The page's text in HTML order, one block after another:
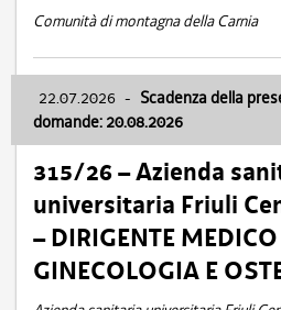
Comunità di montagna della Carnia
22.07.2026 - Scadenza della
domande: 20.08.2026
315/26 – Azienda
universitaria Friuli
– DIRIGENTE
GINECOLOGIA E